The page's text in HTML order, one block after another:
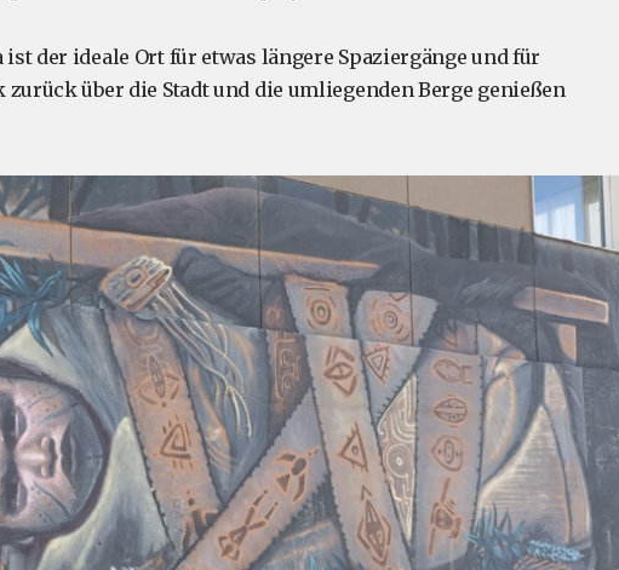
ist der ideale Ort für etwas längere Spaziergänge und für
über die Stadt und die umliegenden Berge genießen